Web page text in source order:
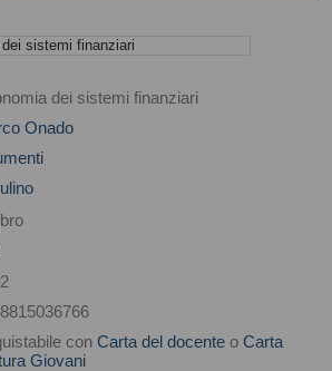
dei sistemi finanziari
Onado
con Carta del docente o Carta
Giovani